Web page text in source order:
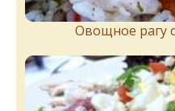
Овощное рагу